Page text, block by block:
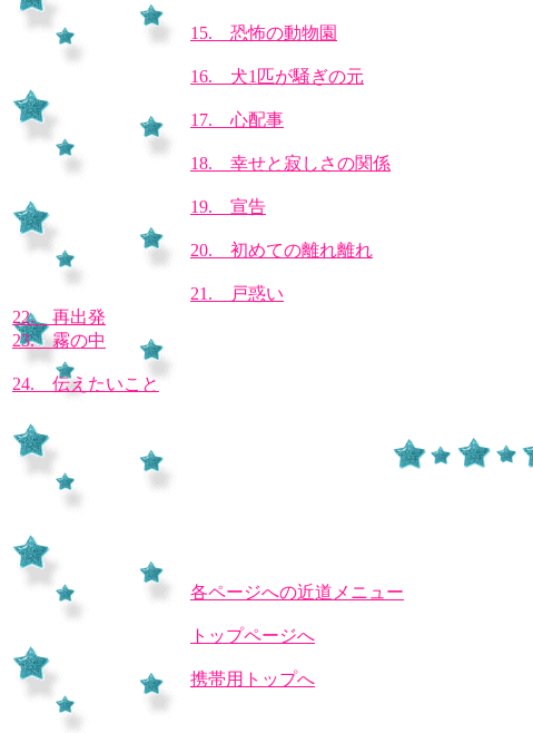
15. 恐怖の動物園
16. 犬1匹が騒ぎの元
17. 心配事
18. 幸せと寂しさの関係
19. 宣告
20. 初めての離れ離れ
21. 戸惑い
22. 再出発
23. 霧の中
24. 伝えたいこと
各ページへの近道メニュー
トップページへ
携帯用トップへ